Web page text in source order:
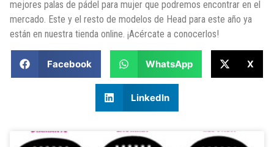
mejores palas de pádel para mujer que podremos encontrar en el
mercado. Este y el resto de modelos de Head para este año ya
están en nuestra tienda online. ¡Acércate a conocerlos!
Facebook WhatsApp X
LinkedIn